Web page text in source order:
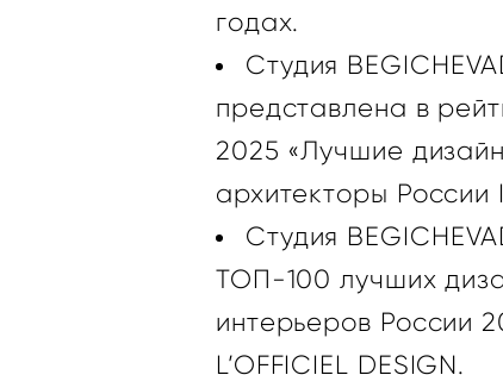
годах.
Студия
представлена в
2025 «Лучшие
архитекторы России
Студия
ТОП-100 лучших
интерьеров России
L’OFFICIEL DESIGN.